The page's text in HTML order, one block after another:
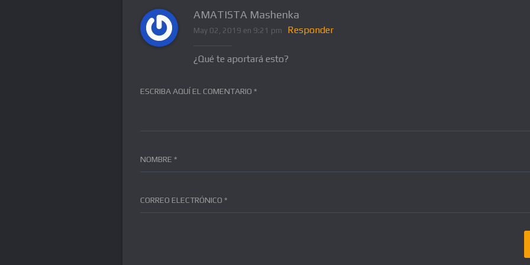
AMATISTA Mashenka
May 02, 2019 en 9:21 pm Responder
¿Qué te aportará esto?
ESCRIBA AQUÍ EL COMENTARIO *
NOMBRE *
CORREO ELECTRÓNICO *